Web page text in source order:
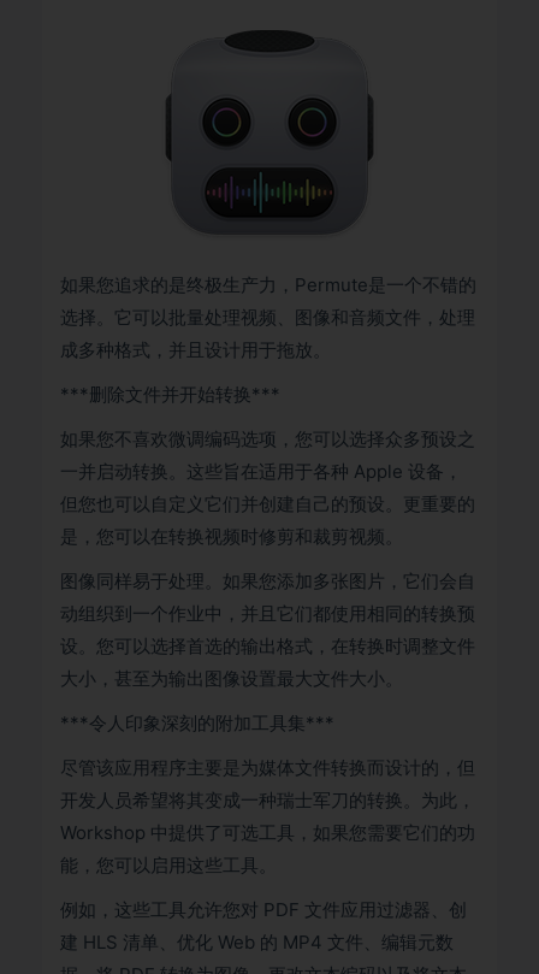
如果您追求的是终极生产力，Permute是一个不错的
选择。它可以批量处理视频、图像和音频文件，处理
成多种格式，并且设计用于拖放。
***删除文件并开始转换***
如果您不喜欢微调编码选项，您可以选择众多预设之
一并启动转换。这些旨在适用于各种 Apple 设备，
但您也可以自定义它们并创建自己的预设。更重要的
是，您可以在转换视频时修剪和裁剪视频。
图像同样易于处理。如果您添加多张图片，它们会自
动组织到一个作业中，并且它们都使用相同的转换预
设。您可以选择首选的输出格式，在转换时调整文件
大小，甚至为输出图像设置最大文件大小。
***令人印象深刻的附加工具集***
尽管该应用程序主要是为媒体文件转换而设计的，但
开发人员希望将其变成一种瑞士军刀的转换。为此，
Workshop 中提供了可选工具，如果您需要它们的功
能，您可以启用这些工具。
例如，这些工具允许您对 PDF 文件应用过滤器、创
建 HLS 清单、优化 Web 的 MP4 文件、编辑元数